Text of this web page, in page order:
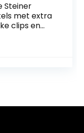
Steiner
met extra
clips en